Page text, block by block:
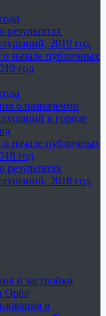
результатах
2019 год
начале публичных
год
о назначении
в городе
начале публичных
год
результатах
2018 год
и застройки
Орёл
и